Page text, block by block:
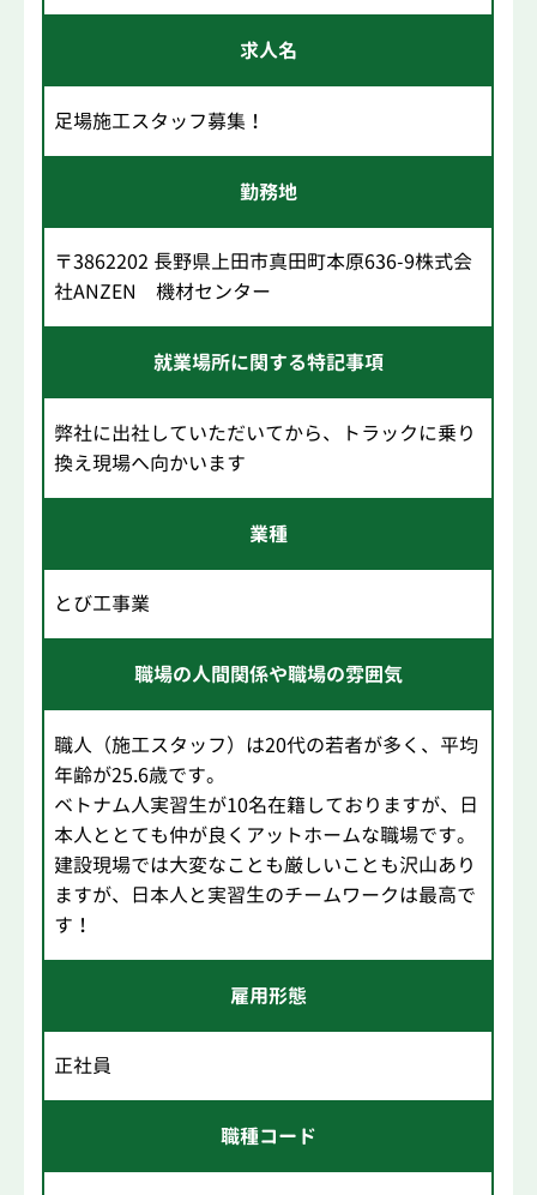
求人名
足場施工スタッフ募集！
勤務地
〒3862202 長野県上田市真田町本原636-9株式会
社ANZEN 機材センター
就業場所に関する特記事項
弊社に出社していただいてから、トラックに乗り
換え現場へ向かいます
業種
とび工事業
職場の人間関係や職場の雰囲気
職人（施工スタッフ）は20代の若者が多く、平均
年齢が25.6歳です。
ベトナム人実習生が10名在籍しておりますが、日
本人ととても仲が良くアットホームな職場です。
建設現場では大変なことも厳しいことも沢山あり
ますが、日本人と実習生のチームワークは最高で
す！
雇用形態
正社員
職種コード